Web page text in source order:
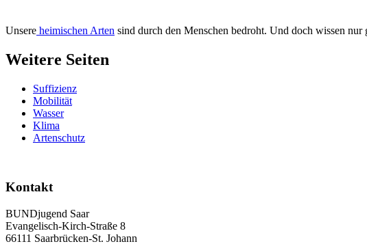
Unsere heimischen Arten sind durch den Menschen bedroht. Und doch wissen
Weitere Seiten
Suffizienz
Mobilität
Wasser
Klima
Artenschutz
Kontakt
BUNDjugend Saar
Evangelisch-Kirch-Straße 8
66111 Saarbrücken-St. Johann